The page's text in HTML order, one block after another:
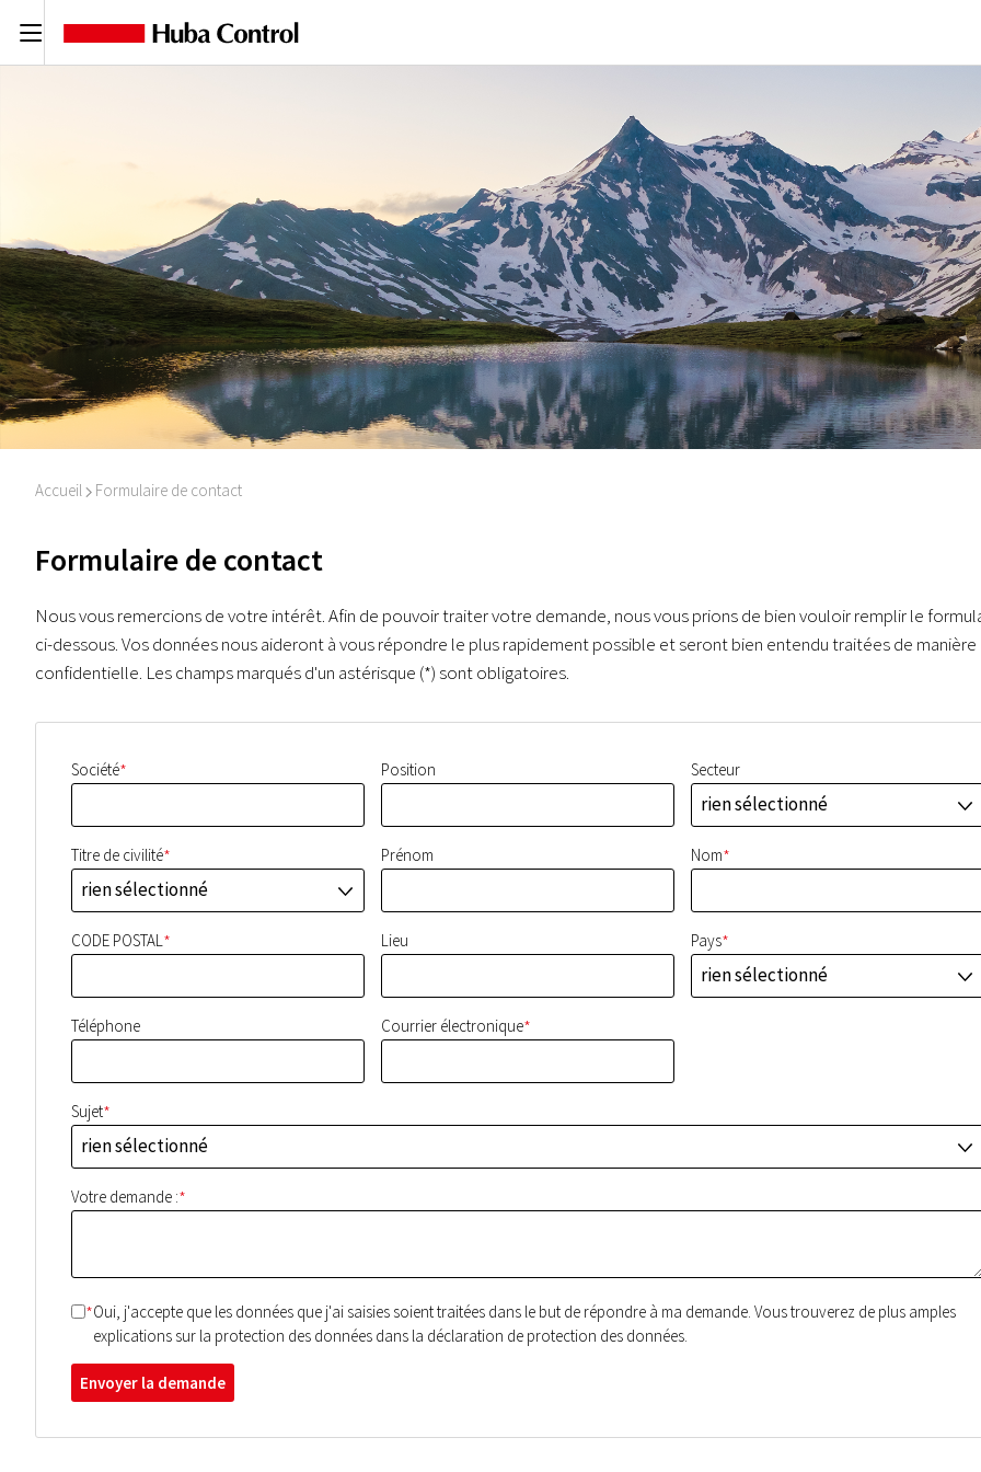
C
Accueil I Formulaire de contact
Formulaire de contact
Nous vous remercions de votre intérêt. Afin de pouvoir traiter votre demande, nous vous prions de bien vouloir remplir le
ci-dessous. Vos données nous aideront à vous répondre le plus rapidement possible et seront bien entendu traitées de manière
confidentielle. Les champs marqués d'un astérisque (*) sont obligatoires.
Société* Position Secteur
rien sélectionné J
Titre de civilité*
rien sélectionné
J
Prénom Nom*
CODE POSTAL * Lieu Pays*
rien sélectionné
J
Téléphone Courrier électronique*
Sujet*
rien sélectionné
J
Votre demande :*
*Oui, j'accepte que les données que j'ai saisies soient traitées dans le but de répondre à ma demande. Vous trouverez de plus amples
explications sur la protection des données dans la déclaration de protection des données.
Envoyer la demande